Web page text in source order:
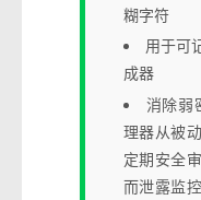
糊字符
用于可
成器
消除弱
理器从被
定期安全
而泄露监